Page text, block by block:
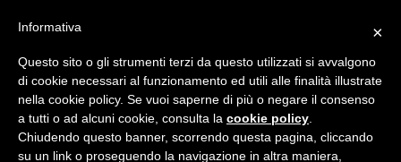
contenuti
NEWSLETTER
×
Informativa
Questo sito o gli strumenti terzi da questo utilizzati si avvalgono
di cookie necessari al funzionamento ed utili alle finalità illustrate
nella cookie policy. Se vuoi saperne di più o negare il consenso
a tutti o ad alcuni cookie, consulta la cookie policy
Chiudendo questo banner, scorrendo questa pagina, cliccando
su un link o proseguendo la navigazione in altra maniera,